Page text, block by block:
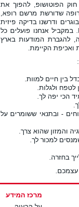
הפוטושופ, להפוך את
שדורשת מרשם רופא,
ודרשנו בדיקה פיזית
של רופא על מנת לקבל אישורי BMI. במקביל אנחנו פועלים כל
להגברת המודעות בארץ
ואכיפת הקיימת.
- ובתנאי ששומרים על
עצמכם.
מרכז המידע